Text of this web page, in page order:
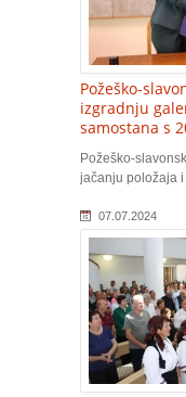
Požeško-
izgradnju
samostana s
Požeško-
jačanju položaja
07.07.2024